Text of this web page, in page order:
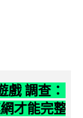
戲 調查：
才能完整